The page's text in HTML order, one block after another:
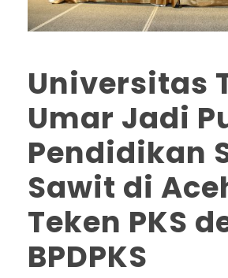
Universitas
Umar Jadi
Pendidikan
Sawit di
Teken PKS
BPDPKS